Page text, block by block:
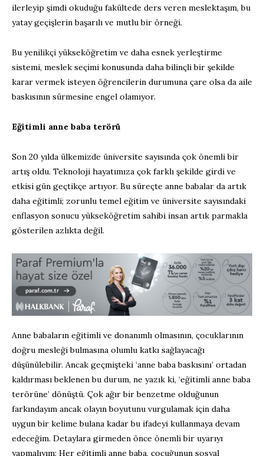
ilerleyip şimdi okuduğu fakültede ders veren meslektaşım, bu
yatay geçişlerin başarılı ve mutlu bir örneği.
Bu yenilikçi yükseköğretim ve daha esnek yerleştirme
sistemi, meslek seçimi konusunda daha bilinçli bir şekilde
karar vermek isteyen öğrencilerin durumuna çare olsa da aile
baskısının sürmesine engel olamıyor.
Eğitimli anne baba terörü
Son 20 yılda ülkemizde üniversite sayısında çok önemli bir
artış oldu. Teknoloji hayatımıza çok farklı şekilde girdi ve
etkisi gün geçtikçe artıyor. Bu süreçte anne babalar da artık
daha eğitimli; zorunlu temel eğitim ve üniversite sayısındaki
enflasyon sonucu yükseköğretim sahibi insan artık parmakla
gösterilen azlıkta değil.
Anne babaların eğitimli ve donanımlı olmasının, çocuklarının
doğru mesleği bulmasına olumlu katkı sağlayacağı
düşünülebilir. Ancak geçmişteki ‘anne baba baskısını’ ortadan
kaldırması beklenen bu durum, ne yazık ki, ‘eğitimli anne baba
terörüne’ dönüştü. Çok ağır bir benzetme olduğunun
farkındayım ancak olayın boyutunu vurgulamak için daha
uygun bir kelime bulana kadar bu ifadeyi kullanmaya devam
edeceğim. Detaylara girmeden önce önemli bir uyarıyı
yapmalıyım: Her eğitimli anne baba, çocuğunun sosyal